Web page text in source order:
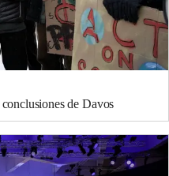
de Davos